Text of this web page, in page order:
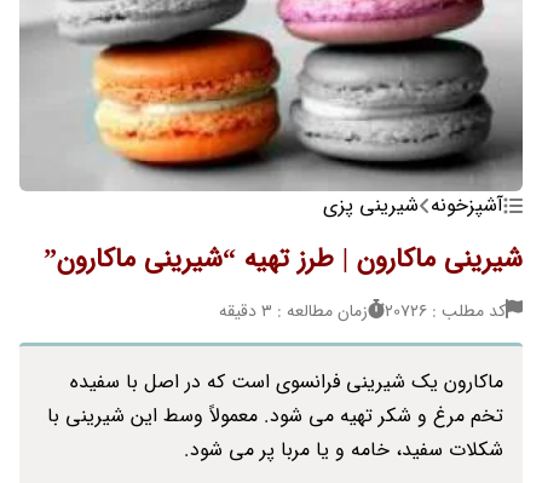
آشپزخونه شیرینی پزی
شیرینی ماکارون | طرز تهیه “شیرینی ماکارون”
کد مطلب : 20726 زمان مطالعه : 3 دقیقه
ماکارون یک شیرینی فرانسوی است که در اصل با سفیده
تخم مرغ و شکر تهیه می شود. معمولاً وسط این شیرینی با
شکلات سفید، خامه و یا مربا پر می شود.